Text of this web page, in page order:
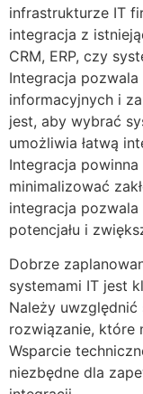
infrastrukturze IT
integracja z
CRM, ERP, czy
Integracja
informacyjnych i
jest, aby wybrać
umożliwia łatwą
Integracja
minimalizować
integracja pozwala
potencjału i
Dobrze
systemami IT jest
Należy
rozwiązanie, które
Wsparcie
niezbędne dla